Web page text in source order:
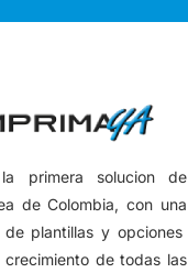
primera solucion de
de Colombia, con una
plantillas y opciones
de todas las